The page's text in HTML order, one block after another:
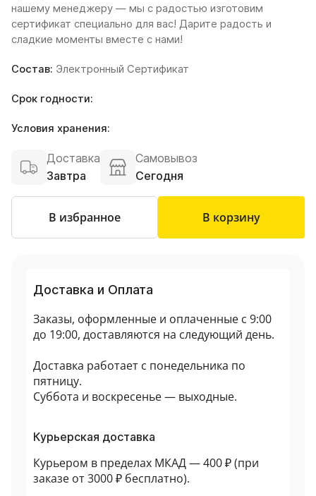
нашему менеджеру — мы с радостью изготовим
сертификат специально для вас! Дарите радость и
сладкие моменты вместе с нами!
Состав: Электронный Сертификат
Срок годности:
Условия хранения:
Доставка
Завтра
Самовывоз
Сегодня
В избранное В корзину
Доставка и Оплата
Заказы, оформленные и оплаченные с 9:00
до 19:00, доставляются на следующий день.
Доставка работает с понедельника по
пятницу.
Суббота и воскресенье — выходные.
Курьерская доставка
Курьером в пределах МКАД — 400 ₽ (при
заказе от 3000 ₽ бесплатно).